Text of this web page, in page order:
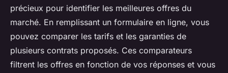
précieux pour identifier les meilleures offres du
marché. En remplissant un formulaire en ligne, vous
pouvez comparer les tarifs et les garanties de
plusieurs contrats proposés. Ces comparateurs
filtrent les offres en fonction de vos réponses et vous